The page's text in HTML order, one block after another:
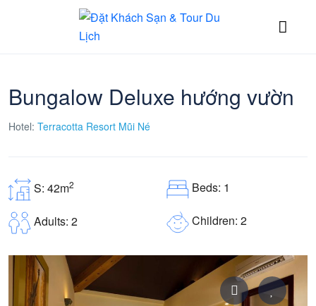
Bungalow Deluxe hướng vườn
Hotel: Terracotta Resort Mũi Né
S: 42m2 Beds: 1
Adults: 2 Children: 2